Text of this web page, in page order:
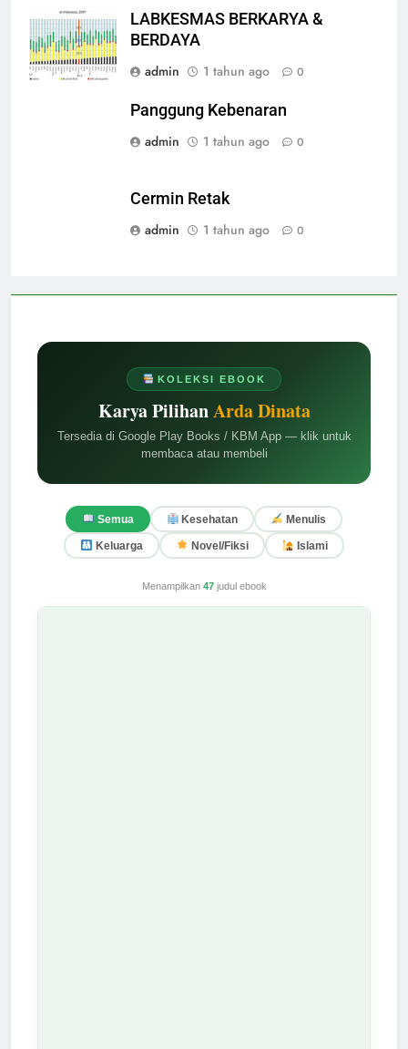
KOLEKSI EBOOK
Karya PilihanArda Dinata
Tersedia di Google Play Books / KBM App — klik untuk
membaca atau membeli
Semua Kesehatan Menulis
Keluarga Novel/Fiksi Islami
Menampilkan 47judul ebook
LABKESMAS BERKARYA &
BERDAYA
admin
1 tahun ago 0
Panggung Kebenaran
admin
1 tahun ago 0
Cermin Retak
admin
1 tahun ago 0